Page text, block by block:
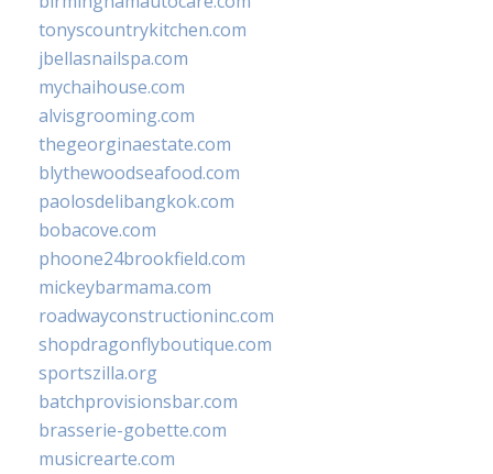
tonyscountrykitchen.com
jbellasnailspa.com
mychaihouse.com
alvisgrooming.com
thegeorginaestate.com
blythewoodseafood.com
paolosdelibangkok.com
bobacove.com
phoone24brookfield.com
mickeybarmama.com
roadwayconstructioninc.com
shopdragonflyboutique.com
sportszilla.org
batchprovisionsbar.com
brasserie-gobette.com
musicrearte.com